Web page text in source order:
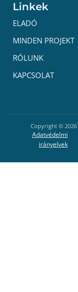
Linkek
ELADÓ
MINDEN PROJEKT
RÓLUNK
KAPCSOLAT
Copyright © 2026
Adatvédelmi
irányelvek